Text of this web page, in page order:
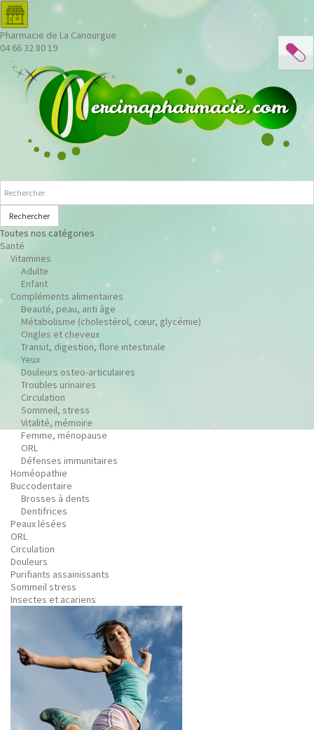
Pharmacie de La Canourgue
04 66 32 80 19
Rechercher
Toutes nos catégories
Santé
Vitamines
Adulte
Enfant
Compléments alimentaires
Beauté, peau, anti âge
Métabolisme (cholestérol, cœur, glycémie)
Ongles et cheveux
Transit, digestion, flore intestinale
Yeux
Douleurs osteo-articulaires
Troubles urinaires
Circulation
Sommeil, stress
Vitalité, mémoire
Femme, ménopause
ORL
Défenses immunitaires
Homéopathie
Buccodentaire
Brosses à dents
Dentifrices
Peaux lésées
ORL
Circulation
Douleurs
Purifiants assainissants
Sommeil stress
Insectes et acariens